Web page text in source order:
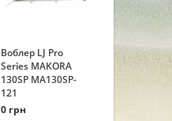
Воблер LJ Pro
Series MAKORA
130SP MA130SP-
121
0 грн